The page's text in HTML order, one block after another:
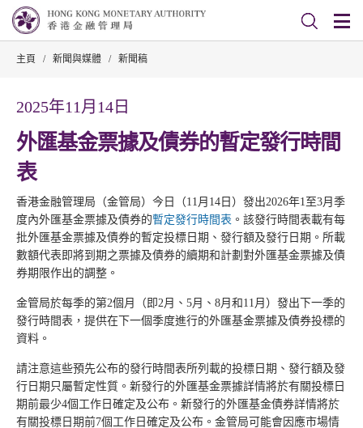
主頁 / 新聞與媒體 / 新聞稿
2025年11月14日
外匯基金票據及債券的暫定發行時間
表
香港金融管理局（金管局）今日（11月14日）發出2026年1至3月季
度內外匯基金票據及債券的暫定發行時間表 。該發行時間表載有每
批外匯基金票據及債券的暫定投標日期、發行額及發行日期。所載
數額代表即將到期之票據及債券的續期和計劃對外匯基金票據及債
券期限作出的調整。
金管局於每季的第2個月（即2月、5月、8月和11月）發出下一季的
發行時間表，提供在下一個季度進行的外匯基金票據及債券投標的
資料。
請注意這些預先公布的發行時間表所列載的投標日期、發行額及發
行日期只屬暫定性質。新發行的外匯基金票據詳情將於有關投標日
期前最少4個工作日確定及公布。新發行的外匯基金債券詳情將於
有關投標日期前7個工作日確定及公布。金管局可能會因應市場情